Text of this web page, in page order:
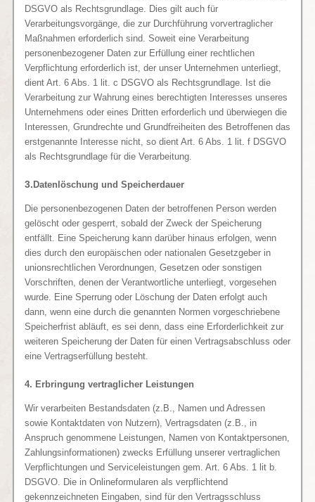
DSGVO als Rechtsgrundlage. Dies gilt auch für
Verarbeitungsvorgänge, die zur Durchführung vorvertraglicher
Maßnahmen erforderlich sind. Soweit eine Verarbeitung
personenbezogener Daten zur Erfüllung einer rechtlichen
Verpflichtung erforderlich ist, der unser Unternehmen unterliegt,
dient Art. 6 Abs. 1 lit. c DSGVO als Rechtsgrundlage. Ist die
Verarbeitung zur Wahrung eines berechtigten Interesses unseres
Unternehmens oder eines Dritten erforderlich und überwiegen die
Interessen, Grundrechte und Grundfreiheiten des Betroffenen das
erstgenannte Interesse nicht, so dient Art. 6 Abs. 1 lit. f DSGVO
als Rechtsgrundlage für die Verarbeitung.
3. Datenlöschung und Speicherdauer
Die personenbezogenen Daten der betroffenen Person werden
gelöscht oder gesperrt, sobald der Zweck der Speicherung
entfällt. Eine Speicherung kann darüber hinaus erfolgen, wenn
dies durch den europäischen oder nationalen Gesetzgeber in
unionsrechtlichen Verordnungen, Gesetzen oder sonstigen
Vorschriften, denen der Verantwortliche unterliegt, vorgesehen
wurde. Eine Sperrung oder Löschung der Daten erfolgt auch
dann, wenn eine durch die genannten Normen vorgeschriebene
Speicherfrist abläuft, es sei denn, dass eine Erforderlichkeit zur
weiteren Speicherung der Daten für einen Vertragsabschluss oder
eine Vertragserfüllung besteht.
4. Erbringung vertraglicher Leistungen
Wir verarbeiten Bestandsdaten (z.B., Namen und Adressen
sowie Kontaktdaten von Nutzern), Vertragsdaten (z.B., in
Anspruch genommene Leistungen, Namen von Kontaktpersonen,
Zahlungsinformationen) zwecks Erfüllung unserer vertraglichen
Verpflichtungen und Serviceleistungen gem. Art. 6 Abs. 1 lit b.
DSGVO. Die in Onlineformularen als verpflichtend
gekennzeichneten Eingaben, sind für den Vertragsschluss